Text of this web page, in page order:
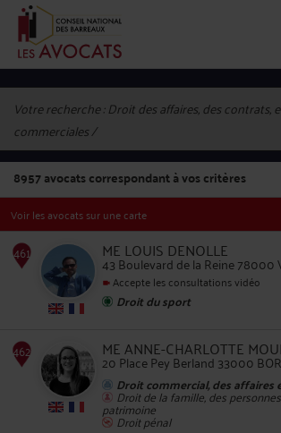
Votre recherche :Droit des affaires, des contrats,
commerciales
8957avocats correspondant à vos critères
Voir les avocats sur une carte
ME LOUIS DENOLLE
43 Boulevard de la Reine 78000
Accepte les consultations vidéo
Droit du sport
ME ANNE-CHARLOTTE
20 Place Pey Berland 33000
Droit commercial, des affaires
Droit de la famille, des
patrimoine
Droit pénal